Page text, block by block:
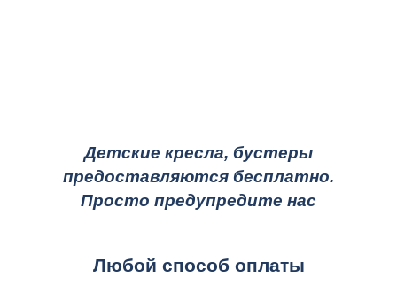
Детские кресла, бустеры
предоставляются бесплатно.
Просто предупредите нас
Любой способ оплаты